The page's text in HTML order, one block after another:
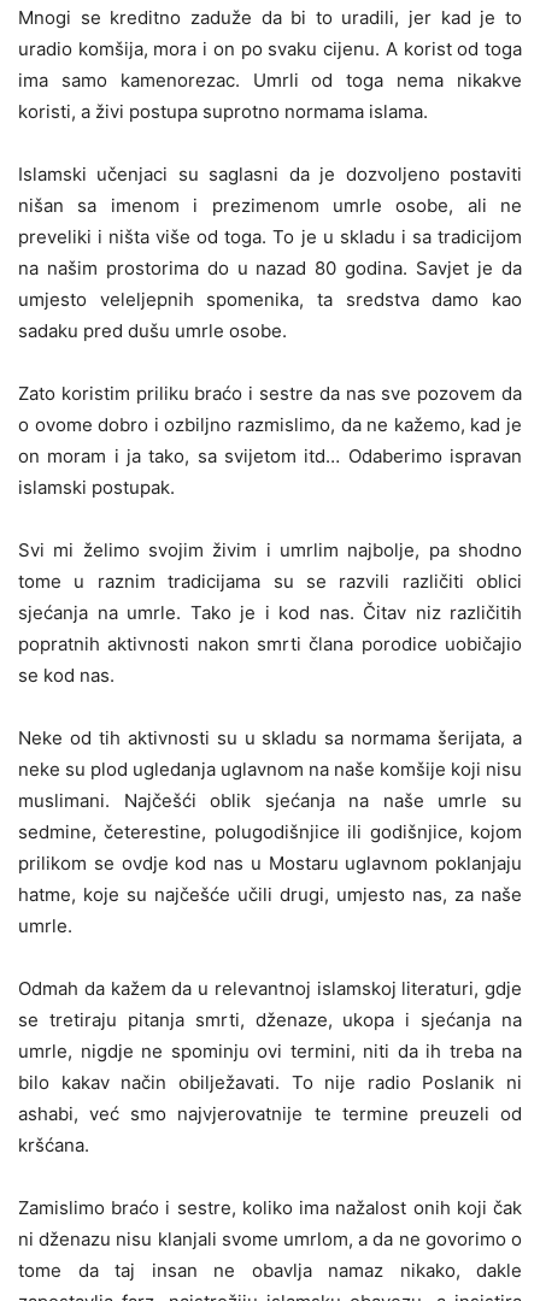
Mnogi se kreditno zaduže da bi to uradili, jer kad je to
uradio komšija, mora i on po svaku cijenu. A korist od toga
ima samo kamenorezac. Umrli od toga nema nikakve
koristi, a živi postupa suprotno normama islama.
Islamski učenjaci su saglasni da je dozvoljeno postaviti
nišan sa imenom i prezimenom umrle osobe, ali ne
preveliki i ništa više od toga. To je u skladu i sa tradicijom
na našim prostorima do u nazad 80 godina. Savjet je da
umjesto veleljepnih spomenika, ta sredstva damo kao
sadaku pred dušu umrle osobe.
Zato koristim priliku braćo i sestre da nas sve pozovem da
o ovome dobro i ozbiljno razmislimo, da ne kažemo, kad je
on moram i ja tako, sa svijetom itd… Odaberimo ispravan
islamski postupak.
Svi mi želimo svojim živim i umrlim najbolje, pa shodno
tome u raznim tradicijama su se razvili različiti oblici
sjećanja na umrle. Tako je i kod nas. Čitav niz različitih
popratnih aktivnosti nakon smrti člana porodice uobičajio
se kod nas.
Neke od tih aktivnosti su u skladu sa normama šerijata, a
neke su plod ugledanja uglavnom na naše komšije koji nisu
muslimani. Najčešći oblik sjećanja na naše umrle su
sedmine, četerestine, polugodišnjice ili godišnjice, kojom
prilikom se ovdje kod nas u Mostaru uglavnom poklanjaju
hatme, koje su najčešće učili drugi, umjesto nas, za naše
umrle.
Odmah da kažem da u relevantnoj islamskoj literaturi, gdje
se tretiraju pitanja smrti, dženaze, ukopa i sjećanja na
umrle, nigdje ne spominju ovi termini, niti da ih treba na
bilo kakav način obilježavati. To nije radio Poslanik ni
ashabi, već smo najvjerovatnije te termine preuzeli od
kršćana.
Zamislimo braćo i sestre, koliko ima nažalost onih koji čak
ni dženazu nisu klanjali svome umrlom, a da ne govorimo o
tome da taj insan ne obavlja namaz nikako, dakle